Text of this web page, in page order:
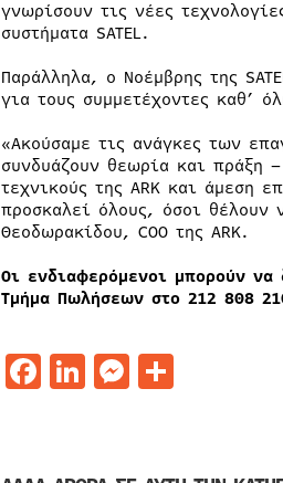
γνωρίσουν τις νέες
συστήματα SATEL.
Παράλληλα, ο Νοέμβρης της
για τους συμμετέχοντες καθ’
«Ακούσαμε τις ανάγκες των
συνδυάζουν θεωρία και πράξη
τεχνικούς της ARK και άμεση
προσκαλεί όλους, όσοι
Θεοδωρακίδου, COO της ARK.
Οι ενδιαφερόμενοι μπορούν
Τμήμα Πωλήσεων στο 212 808
Facebook
LinkedIn
Messenger